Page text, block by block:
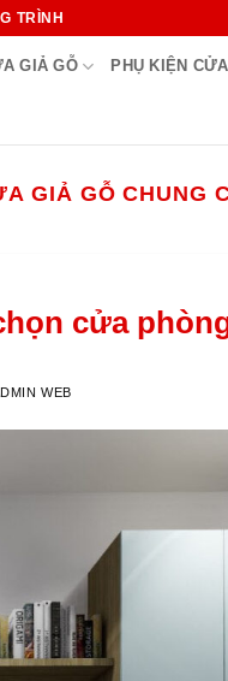
TRÌNH
GIẢ GỖ PHỤ KIỆN CỬA
GIẢ GỖ CHUNG
cửa
WEB